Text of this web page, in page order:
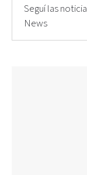
Seguí las
News